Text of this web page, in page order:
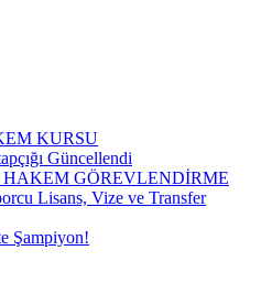
KURSU
Güncellendi
GÖREVLENDİRME
Lisans, Vize ve Transfer
Şampiyon!